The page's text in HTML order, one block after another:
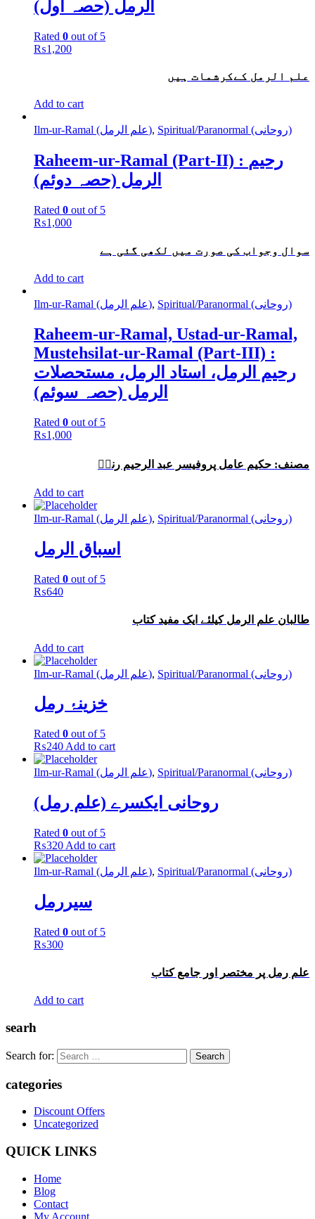
الرمل (حصہ اول)
Rated 0 out of 5
₨1,200
علم الرمل کےکرشمات ہیں
Add to cart
Ilm-ur-Ramal (علم الرمل), Spiritual/Paranormal (روحانی)
Raheem-ur-Ramal (Part-II) : رحیم
الرمل (حصہ دوئم)
Rated 0 out of 5
₨1,000
سوال وجواب کی صورت میں لکھی گئی ہے
Add to cart
Ilm-ur-Ramal (علم الرمل), Spiritual/Paranormal (روحانی)
Raheem-ur-Ramal, Ustad-ur-Ramal,
Mustehsilat-ur-Ramal (Part-III) :
رحیم الرمل، استاد الرمل، مستحصلات
الرمل (حصہ سوئم)
Rated 0 out of 5
₨1,000
مصنف: حکیم عامل پروفیسر عبد الرحیم رندؒ
Add to cart
Ilm-ur-Ramal (علم الرمل), Spiritual/Paranormal (روحانی)
اسباق الرمل
Rated 0 out of 5
₨640
طالبان علم الرمل کیلئے ایک مفید کتاب
Add to cart
Ilm-ur-Ramal (علم الرمل), Spiritual/Paranormal (روحانی)
خزینۂ رمل
Rated 0 out of 5
₨240 Add to cart
Ilm-ur-Ramal (علم الرمل), Spiritual/Paranormal (روحانی)
روحانی ایکسرے (علم رمل)
Rated 0 out of 5
₨320 Add to cart
Ilm-ur-Ramal (علم الرمل), Spiritual/Paranormal (روحانی)
سیررمل
Rated 0 out of 5
₨300
علم رمل پر مختصر اور جامع کتاب
Add to cart
searh
Search for:
categories
Discount Offers
Uncategorized
QUICK LINKS
Home
Blog
Contact
My Account